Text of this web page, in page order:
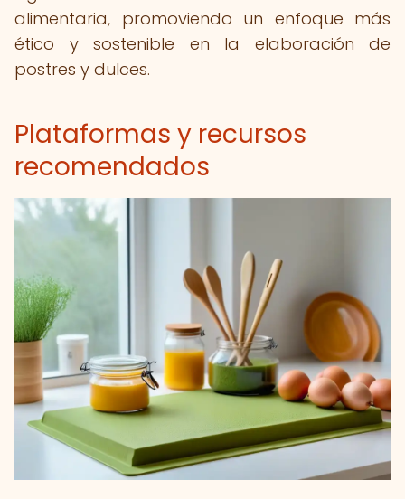
alimentaria, promoviendo un enfoque más
ético y sostenible en la elaboración de
postres y dulces.
Plataformas y recursos
recomendados